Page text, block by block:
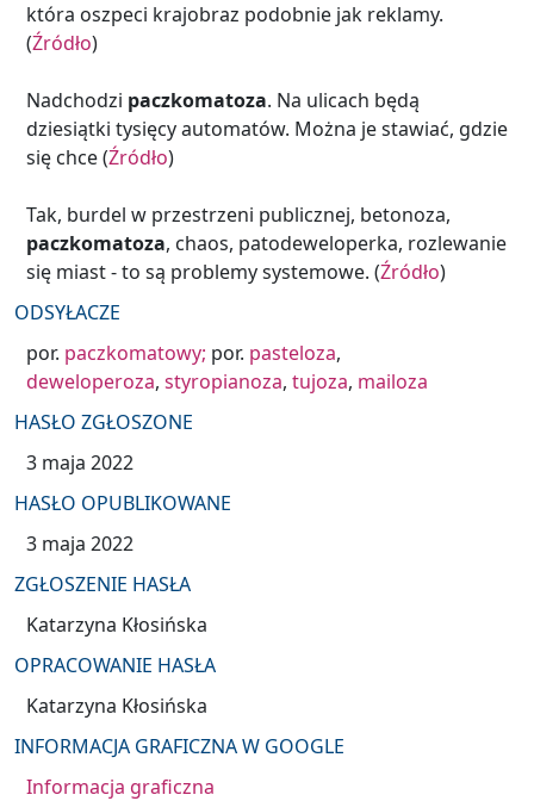
która oszpeci krajobraz podobnie jak reklamy.
(Źródło)
Nadchodzi paczkomatoza. Na ulicach będą
dziesiątki tysięcy automatów. Można je stawiać, gdzie
się chce (Źródło)
Tak, burdel w przestrzeni publicznej, betonoza,
paczkomatoza, chaos, patodeweloperka, rozlewanie
się miast - to są problemy systemowe. (Źródło)
ODSYŁACZE
por. paczkomatowy; por. pasteloza,
deweloperoza, styropianoza, tujoza, mailoza
HASŁO ZGŁOSZONE
3 maja 2022
HASŁO OPUBLIKOWANE
3 maja 2022
ZGŁOSZENIE HASŁA
Katarzyna Kłosińska
OPRACOWANIE HASŁA
Katarzyna Kłosińska
INFORMACJA GRAFICZNA W GOOGLE
Informacja graficzna